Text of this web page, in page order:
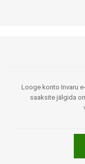
Looge konto Invaru
saaksite jälgida